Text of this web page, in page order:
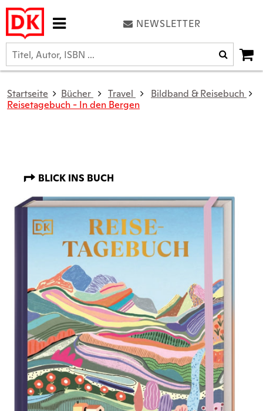
NEWSLETTER
Startseite Bücher Travel
Bildband & Reisebuch
Reisetagebuch - In den Bergen
BLICK INS BUCH